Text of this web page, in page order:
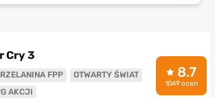
Cry 3
FPP
OTWARTY ŚWIAT
AKCJI
8.7
1049 ocen